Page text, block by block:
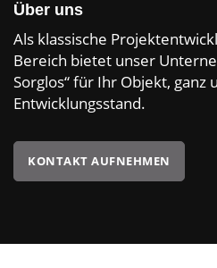
Über uns
Als klassische
Bereich bietet unser
Sorglos“ für Ihr Objekt, ganz
Entwicklungsstand.
KONTAKT AUFNEHMEN